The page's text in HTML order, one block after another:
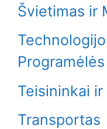
Švietimas ir
Programėlės
Teisininkai ir
Transportas